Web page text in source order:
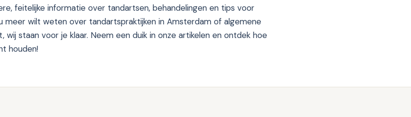
feitelijke informatie over tandartsen, behandelingen en tips voor
meer wilt weten over tandartspraktijken in Amsterdam of algemene
wij staan voor je klaar. Neem een duik in onze artikelen en ontdek hoe
houden!